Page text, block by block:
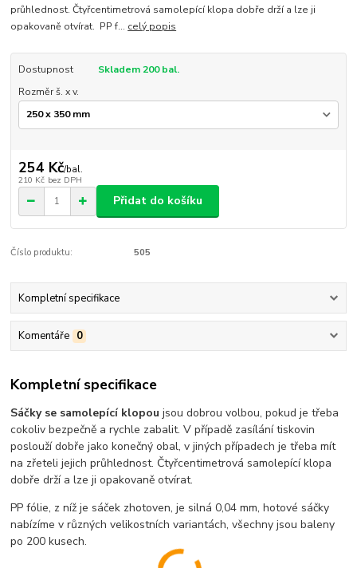
průhlednost. Čtyřcentimetrová samolepící klopa dobře drží a lze ji
opakovaně otvírat. PP f... celý popis
Dostupnost
Skladem 200 bal.
Rozměr š. x v.
254 Kč/bal.
210 Kč bez DPH
Přidat do košíku
Číslo produktu: 505
Kompletní specifikace
Komentáře 0
Kompletní specifikace
Sáčky se samolepící klopou jsou dobrou volbou, pokud je třeba
cokoliv bezpečně a rychle zabalit. V případě zasílání tiskovin
poslouží dobře jako konečný obal, v jiných případech je třeba mít
na zřeteli jejich průhlednost. Čtyřcentimetrová samolepící klopa
dobře drží a lze ji opakovaně otvírat.
PP fólie, z níž je sáček zhotoven, je silná 0,04 mm, hotové sáčky
nabízíme v různých velikostních variantách, všechny jsou baleny
po 200 kusech.